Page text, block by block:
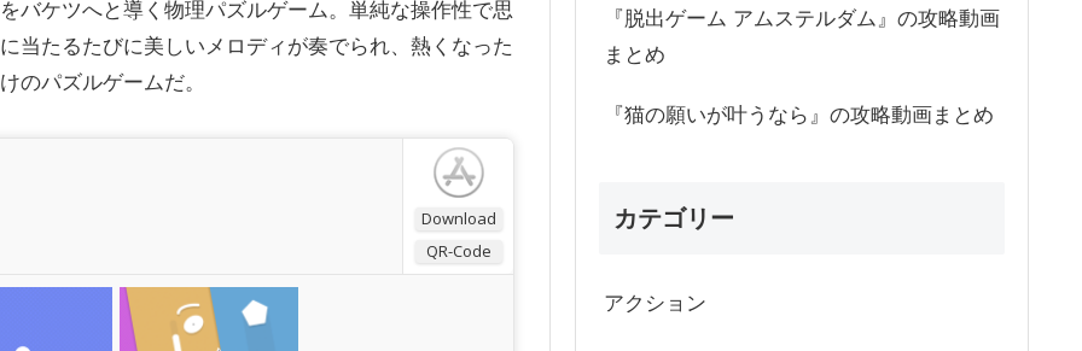
バケツへと導く物理パズルゲーム。単純な操作性で思
当たるたびに美しいメロディが奏でられ、熱くなった
のパズルゲームだ。
Download
QR-Code
『脱出ゲーム アムステルダム』の攻略動画
まとめ
『猫の願いが叶うなら』の攻略動画まとめ
カテゴリー
アクション